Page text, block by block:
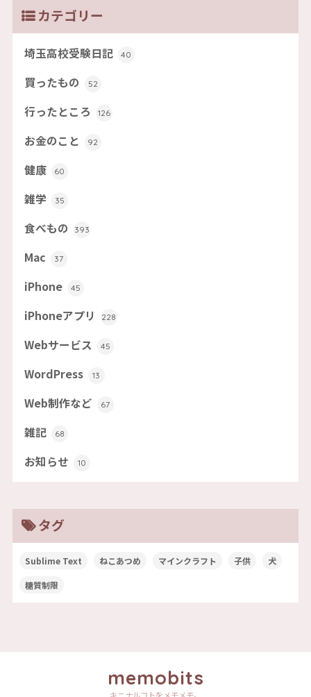
カテゴリー
埼玉高校受験日記 40
買ったもの 52
行ったところ 126
お金のこと 92
健康 60
雑学 35
食べもの 393
Mac 37
iPhone 45
iPhoneアプリ 228
Webサービス 45
WordPress 13
Web制作など 67
雑記 68
お知らせ 10
タグ
Sublime Text ねこあつめ マインクラフト 子供 犬
糖質制限
memobits